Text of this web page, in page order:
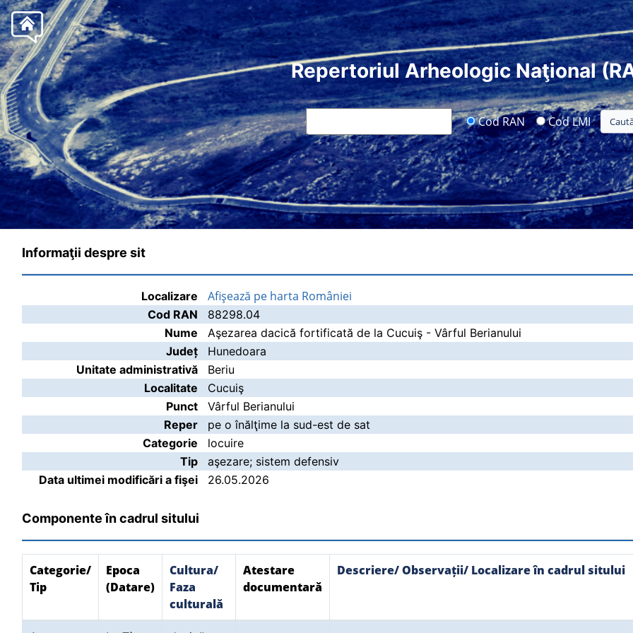
Repertoriul Arheologic Naţional
Cod RAN Cod LMI
Informaţii despre sit
Localizare Afişează pe harta României
Cod RAN
88298.04
Nume
Aşezarea dacică fortificată de la Cucuiş - Vârful Berianului
Județ
Hunedoara
Unitate administrativă
Beriu
Localitate
Cucuiş
Punct
Vârful Berianului
Reper
pe o înălţime la sud-est de sat
Categorie
locuire
Tip
aşezare; sistem defensiv
Data ultimei modificări a fişei
26.05.2026
Componente în cadrul sitului
Categorie/
Tip
Epoca
(Datare)
Cultura/
Faza
culturală
Atestare
documentară
Descriere/ Observații/ Localizare în cadrul sitului